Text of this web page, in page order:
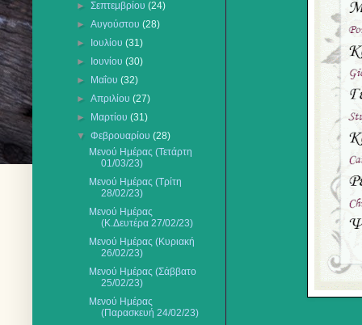
►Σεπτεμβρίου(24)
►Αυγούστου(28)
►
Ιουλίου(31)
►
Ιουνίου(30)
►
Μαΐου(32)
►Απριλίου(27)
►
Μαρτίου(31)
▼Φεβρουαρίου(28)
Μενού Ημέρας (Τετάρτη
01/03/23)
Μενού Ημέρας (Τρίτη
28/02/23)
Μενού Ημέρας
(Κ.Δευτέρα 27/02/23)
Μενού Ημέρας (Κυριακή
26/02/23)
Μενού Ημέρας (Σάββατο
25/02/23)
Μενού Ημέρας
(Παρασκευή 24/02/23)